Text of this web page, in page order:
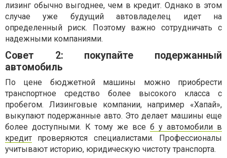
лизинг обычно выгоднее, чем в кредит. Однако в этом
случае уже будущий автовладелец идет на
определенный риск. Поэтому важно сотрудничать с
надежными компаниями.
Совет 2: покупайте подержанный
автомобиль
По цене бюджетной машины можно приобрести
транспортное средство более высокого класса с
пробегом. Лизинговые компании, например «Хапай»,
выкупают подержанные авто. Это делает машины еще
более доступными. К тому же все б у автомобили в
кредит проверяются специалистами. Профессионалы
учитывают историю, юридическую чистоту транспорта.